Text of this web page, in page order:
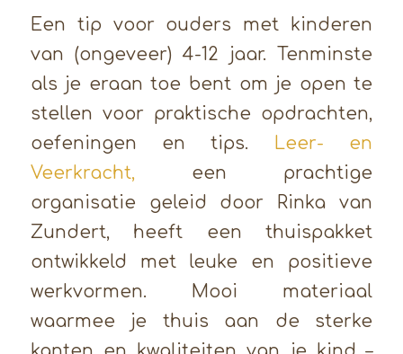
Een tip voor ouders met kinderen
van (ongeveer) 4-12 jaar. Tenminste
als je eraan toe bent om je open te
stellen voor praktische opdrachten,
oefeningen en tips. Leer- en
Veerkracht,een prachtige
organisatie geleid door Rinka van
Zundert, heeft een thuispakket
ontwikkeld met leuke en positieve
werkvormen. Mooi materiaal
waarmee je thuis aan de sterke